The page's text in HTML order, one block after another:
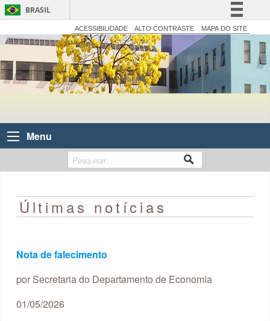
BRASIL
Simplifique!
Comunica BR
Participe
Acesso à informação
ACESSIBILIDADE ALTO CONTRASTE MAPA DO SITE
Menu
Últimas notícias
Nota de falecimento
por Secretaria do Departamento de Economia
01/05/2026